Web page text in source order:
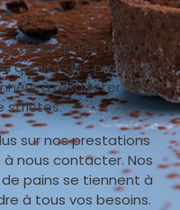
de préparer du pain
qualité des produits,
à respecter les
strictes.
sur nos prestations
à nous contacter. Nos
pains se tiennent à
à tous vos besoins.